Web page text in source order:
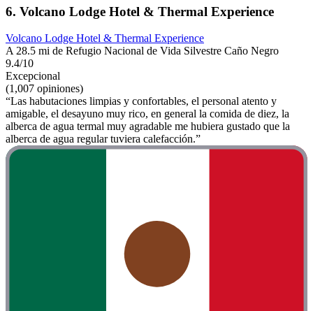
6. Volcano Lodge Hotel & Thermal Experience
Volcano Lodge Hotel & Thermal Experience
A 28.5 mi de Refugio Nacional de Vida Silvestre Caño Negro
9.4/10
Excepcional
(1,007 opiniones)
“Las habutaciones limpias y confortables, el personal atento y
amigable, el desayuno muy rico, en general la comida de diez, la
alberca de agua termal muy agradable me hubiera gustado que la
alberca de agua regular tuviera calefacción.”